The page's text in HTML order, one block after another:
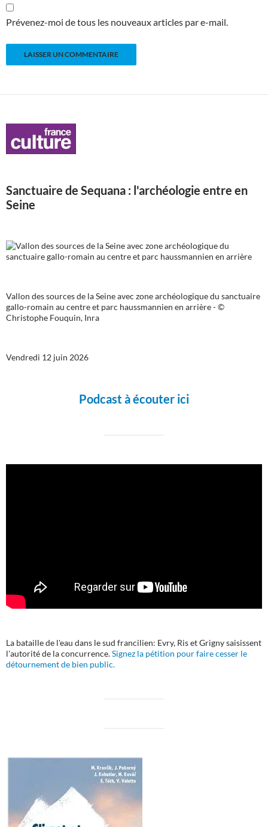
Prévenez-moi de tous les nouveaux articles par e-mail.
Sanctuaire de Sequana : l'archéologie entre en
Seine
Vallon des sources de la Seine avec zone archéologique du sanctuaire
gallo-romain au centre et parc haussmannien en arrière - ©
Christophe Fouquin, Inra
Vendredi 12 juin 2026
Podcast à écouter ici
La bataille de l'eau dans le sud francilien: Evry, Ris et Grigny saisissent
l'autorité de la concurrence.Signez la pétition pour faire cesser le
détournement de bien public.